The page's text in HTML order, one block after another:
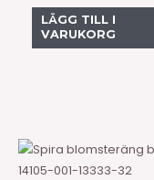
LÄGG TILL I
VARUKORG
14105-001-13333-32